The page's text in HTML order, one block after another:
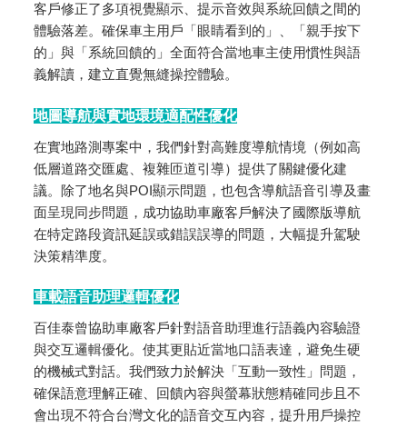
客戶修正了多項視覺顯示、提示音效與系統回饋之間的
體驗落差。確保車主用戶「眼睛看到的」、「親手按下
的」與「系統回饋的」全面符合當地車主使用慣性與語
義解讀，建立直覺無縫操控體驗。
地圖導航與實地環境適配性優化
在實地路測專案中，我們針對高難度導航情境（例如高
低層道路交匯處、複雜匝道引導）提供了關鍵優化建
議。除了地名與POI顯示問題，也包含導航語音引導及畫
面呈現同步問題，成功協助車廠客戶解決了國際版導航
在特定路段資訊延誤或錯誤誤導的問題，大幅提升駕駛
決策精準度。
車載語音助理邏輯優化
百佳泰曾協助車廠客戶針對語音助理進行語義內容驗證
與交互邏輯優化。使其更貼近當地口語表達，避免生硬
的機械式對話。我們致力於解決「互動一致性」問題，
確保語意理解正確、回饋內容與螢幕狀態精確同步且不
會出現不符合台灣文化的語音交互內容，提升用戶操控